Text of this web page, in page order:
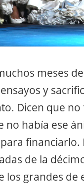
meses
y
Dicen que
no había ese
financiarlo.
de la
los grandes de